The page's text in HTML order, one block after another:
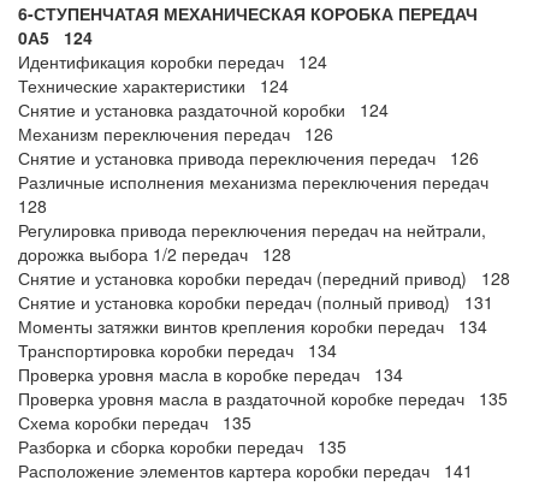
6-СТУПЕНЧАТАЯ МЕХАНИЧЕСКАЯ КОРОБКА ПЕРЕДАЧ
0А5 124
Идентификация коробки передач 124
Технические характеристики 124
Снятие и установка раздаточной коробки 124
Механизм переключения передач 126
Снятие и установка привода переключения передач 126
Различные исполнения механизма переключения передач
128
Регулировка привода переключения передач на нейтрали,
дорожка выбора 1/2 передач 128
Снятие и установка коробки передач (передний привод) 128
Снятие и установка коробки передач (полный привод) 131
Моменты затяжки винтов крепления коробки передач 134
Транспортировка коробки передач 134
Проверка уровня масла в коробке передач 134
Проверка уровня масла в раздаточной коробке передач 135
Схема коробки передач 135
Разборка и сборка коробки передач 135
Расположение элементов картера коробки передач 141